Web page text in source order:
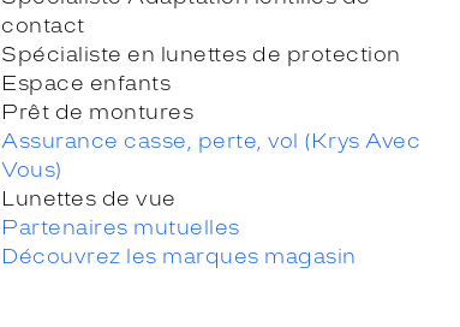
contact
Spécialiste en lunettes de protection
Espace enfants
Prêt de montures
Assurance casse, perte, vol (Krys Avec
Vous)
Lunettes de vue
Partenaires mutuelles
Découvrez les marques magasin